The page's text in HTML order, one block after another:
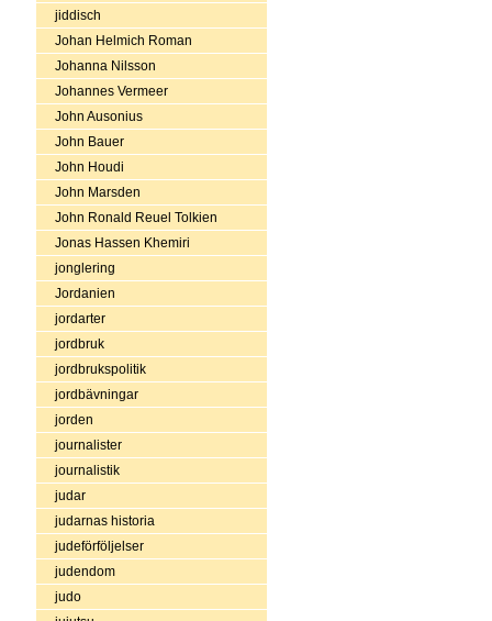
jiddisch
Johan Helmich Roman
Johanna Nilsson
Johannes Vermeer
John Ausonius
John Bauer
John Houdi
John Marsden
John Ronald Reuel Tolkien
Jonas Hassen Khemiri
jonglering
Jordanien
jordarter
jordbruk
jordbrukspolitik
jordbävningar
jorden
journalister
journalistik
judar
judarnas historia
judeförföljelser
judendom
judo